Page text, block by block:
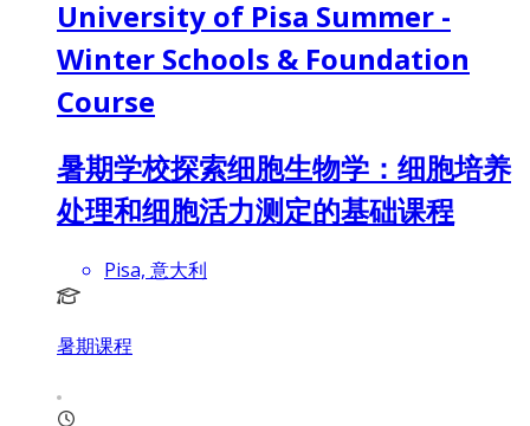
University of Pisa Summer -
Winter Schools & Foundation
Course
暑期学校探索细胞生物学：细胞培养
处理和细胞活力测定的基础课程
Pisa, 意大利
暑期课程